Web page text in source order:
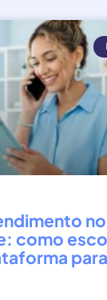
como